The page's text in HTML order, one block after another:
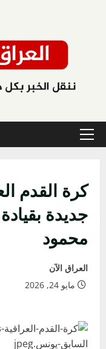
القائمة
كرة القدم
جديدة
محمود
العراق الآن
مايو 24, 2026